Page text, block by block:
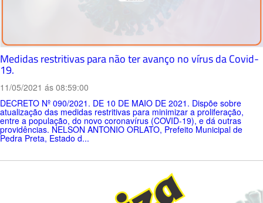
Medidas restritivas para não ter avanço no vírus da Covid-
19.
11/05/2021 ás 08:59:00
DECRETO Nº 090/2021. DE 10 DE MAIO DE 2021. Dispõe sobre
atualização das medidas restritivas para minimizar a proliferação,
entre a população, do novo coronavírus (COVID-19), e dá outras
providências. NELSON ANTONIO ORLATO, Prefeito Municipal de
Pedra Preta, Estado d...